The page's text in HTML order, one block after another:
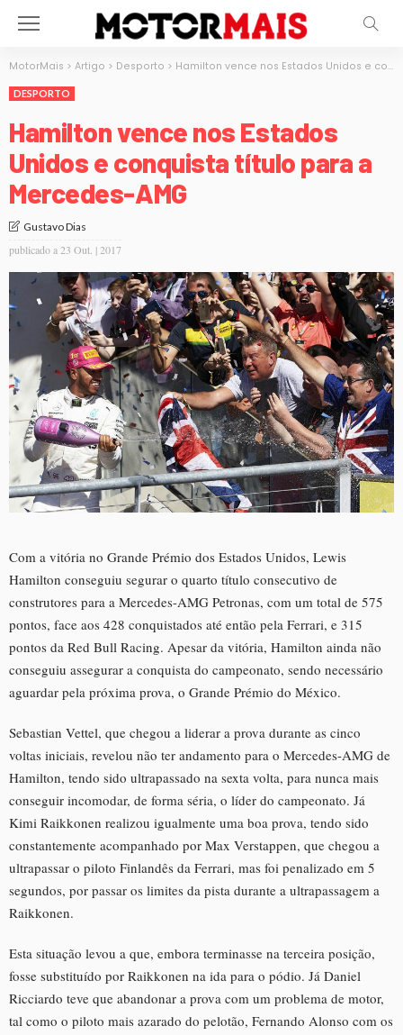
MotorMais > Artigo > Desporto > Hamilton vence nos Estados Unidos e conquista título para a Mercedes-AMG
DESPORTO
Hamilton vence nos Estados
Unidos e conquista título para a
Mercedes-AMG
Gustavo Dias
publicado a23 Out. | 2017
Com a vitória no Grande Prémio dos Estados Unidos, Lewis
Hamilton conseguiu segurar o quarto título consecutivo de
construtores para a Mercedes-AMG Petronas, com um total de 575
pontos, face aos 428 conquistados até então pela Ferrari, e 315
pontos da Red Bull Racing. Apesar da vitória, Hamilton ainda não
conseguiu assegurar a conquista do campeonato, sendo necessário
aguardar pela próxima prova, o Grande Prémio do México.
Sebastian Vettel, que chegou a liderar a prova durante as cinco
voltas iniciais, revelou não ter andamento para o Mercedes-AMG de
Hamilton, tendo sido ultrapassado na sexta volta, para nunca mais
conseguir incomodar, de forma séria, o líder do campeonato. Já
Kimi Raikkonen realizou igualmente uma boa prova, tendo sido
constantemente acompanhado por Max Verstappen, que chegou a
ultrapassar o piloto Finlandês da Ferrari, mas foi penalizado em 5
segundos, por passar os limites da pista durante a ultrapassagem a
Raikkonen.
Esta situação levou a que, embora terminasse na terceira posição,
fosse substituído por Raikkonen na ida para o pódio. Já Daniel
Ricciardo teve que abandonar a prova com um problema de motor,
tal como o piloto mais azarado do pelotão, Fernando Alonso com os